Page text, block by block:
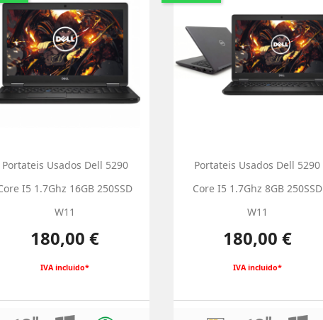
Portateis Usados Dell 5290
I5 1.7Ghz 16GB 250SSD
W11
Preço
180,00 €
IVA incluido*
Portateis Usados Dell 5290
Core I5 1.7Ghz 8GB 250SSD
W11
Preço
180,00 €
IVA incluido*